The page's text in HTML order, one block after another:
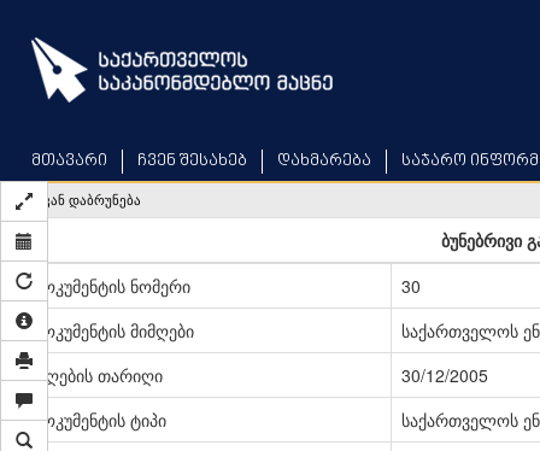
main
content
მთავარი ჩვენ შესახებ დახმარება საჯარო
უკან დაბრუნება
ბუნებრივი
დოკუმენტის ნომერი
30
დოკუმენტის მიმღები
საქართველოს
მიღების თარიღი
30/12/2005
დოკუმენტის ტიპი
საქართველოს